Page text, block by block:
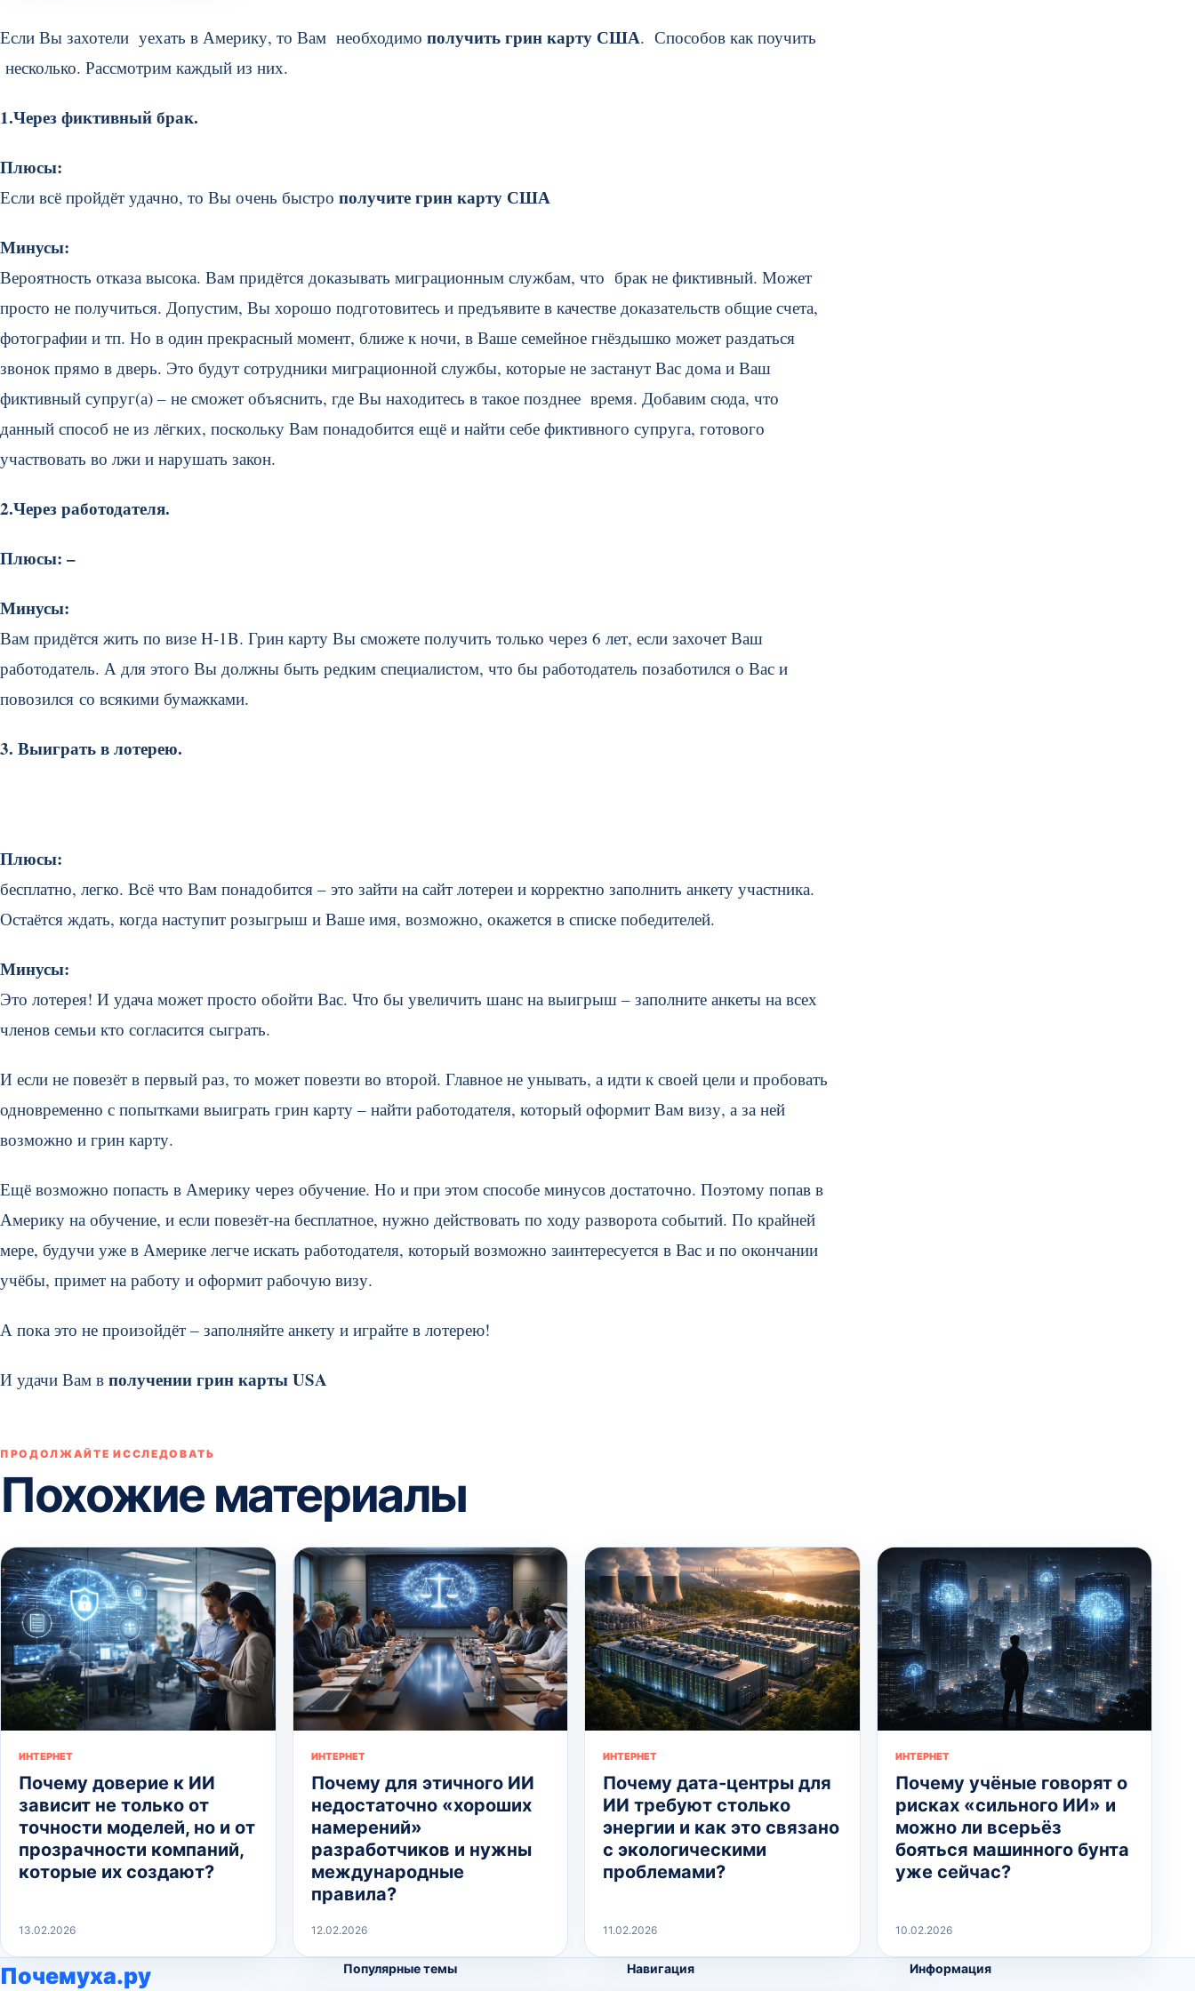
Если Вы захотели уехать в Америку, то Вам необходимо получить грин карту США. Способов как поучить
несколько. Рассмотрим каждый из них.
1.Через фиктивный брак.
Плюсы:
Если всё пройдёт удачно, то Вы очень быстро получите грин карту США
Минусы:
Вероятность отказа высока. Вам придётся доказывать миграционным службам, что брак не фиктивный. Может
просто не получиться. Допустим, Вы хорошо подготовитесь и предъявите в качестве доказательств общие счета,
фотографии и тп. Но в один прекрасный момент, ближе к ночи, в Ваше семейное гнёздышко может раздаться
звонок прямо в дверь. Это будут сотрудники миграционной службы, которые не застанут Вас дома и Ваш
фиктивный супруг(а) – не сможет объяснить, где Вы находитесь в такое позднее время. Добавим сюда, что
данный способ не из лёгких, поскольку Вам понадобится ещё и найти себе фиктивного супруга, готового
участвовать во лжи и нарушать закон.
2.Через работодателя.
Плюсы: –
Минусы:
Вам придётся жить по визе H-1B. Грин карту Вы сможете получить только через 6 лет, если захочет Ваш
работодатель. А для этого Вы должны быть редким специалистом, что бы работодатель позаботился о Вас и
повозился со всякими бумажками.
3. Выиграть в лотерею.
Плюсы:
бесплатно, легко. Всё что Вам понадобится – это зайти на сайт лотереи и корректно заполнить анкету участника.
Остаётся ждать, когда наступит розыгрыш и Ваше имя, возможно, окажется в списке победителей.
Минусы:
Это лотерея! И удача может просто обойти Вас. Что бы увеличить шанс на выигрыш – заполните анкеты на всех
членов семьи кто согласится сыграть.
И если не повезёт в первый раз, то может повезти во второй. Главное не унывать, а идти к своей цели и пробовать
одновременно с попытками выиграть грин карту – найти работодателя, который оформит Вам визу, а за ней
возможно и грин карту.
Ещё возможно попасть в Америку через обучение. Но и при этом способе минусов достаточно. Поэтому попав в
Америку на обучение, и если повезёт-на бесплатное, нужно действовать по ходу разворота событий. По крайней
мере, будучи уже в Америке легче искать работодателя, который возможно заинтересуется в Вас и по окончании
учёбы, примет на работу и оформит рабочую визу.
А пока это не произойдёт – заполняйте анкету и играйте в лотерею!
И удачи Вам в получении грин картыUSA
ПРОДОЛЖАЙТЕ ИССЛЕДОВАТЬ
Похожие материалы
ИНТЕРНЕТ
Почему доверие к ИИ
зависит не только от
точности моделей, но и от
прозрачности компаний,
которые их создают?
13.02.2026
ИНТЕРНЕТ
Почему для этичного ИИ
недостаточно «хороших
намерений»
разработчиков и нужны
международные
правила?
12.02.2026
ИНТЕРНЕТ
Почему дата-центры для
ИИ требуют столько
энергии и как это связано
с экологическими
проблемами?
11.02.2026
ИНТЕРНЕТ
Почему учёные говорят о
рисках «сильного ИИ» и
можно ли всерьёз
бояться машинного бунта
уже сейчас?
10.02.2026
Почемуха.ру Популярные темы Навигация Информация